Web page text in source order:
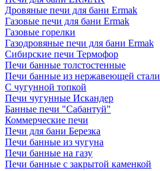
Дровяные печи для бани Ermak
Газовые печи для бани Ermak
Газовые горелки
Газодровяные печи для бани Ermak
Сибирские печи Термофор
Печи банные толстостенные
Печи банные из нержавеющей стали
С чугунной топкой
Печи чугунные Искандер
Банные печи "Сабантуй"
Коммерческие печи
Печи для бани Березка
Печи банные из чугуна
Печи банные на газу
Печи банные с закрытой каменкой